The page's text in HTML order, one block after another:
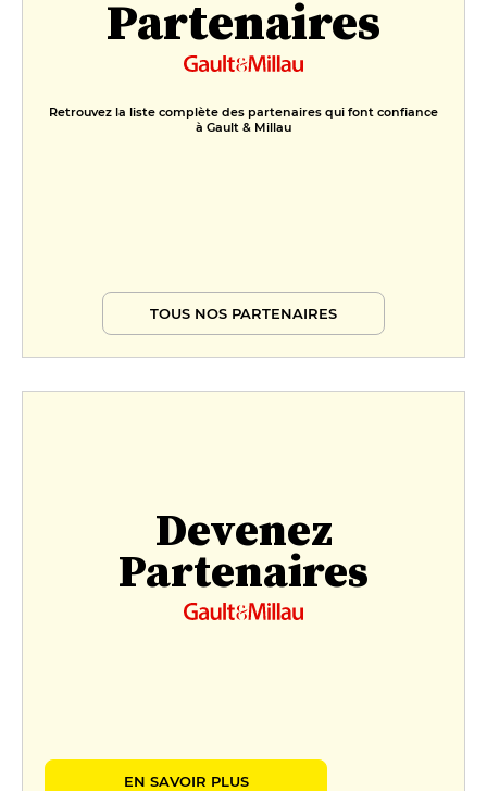
Partenaires
Retrouvez la liste complète des partenaires qui font confiance
à Gault & Millau
TOUS NOS PARTENAIRES
Devenez
Partenaires
EN SAVOIR PLUS